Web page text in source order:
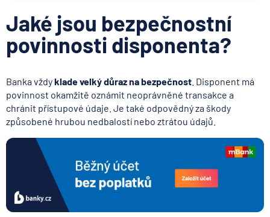
Jaké jsou bezpečnostní
povinnosti disponenta?
Banka vždyklade velký důraz na bezpečnost . Disponent má
povinnost okamžitě oznámit neoprávněné transakce a
chránit přístupové údaje. Je také odpovědný za škody
způsobené hrubou nedbalostí nebo ztrátou údajů.